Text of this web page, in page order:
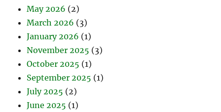
May 2026 (2)
March 2026 (3)
January 2026 (1)
November 2025 (3)
October 2025 (1)
September 2025 (1)
July 2025 (2)
June 2025 (1)